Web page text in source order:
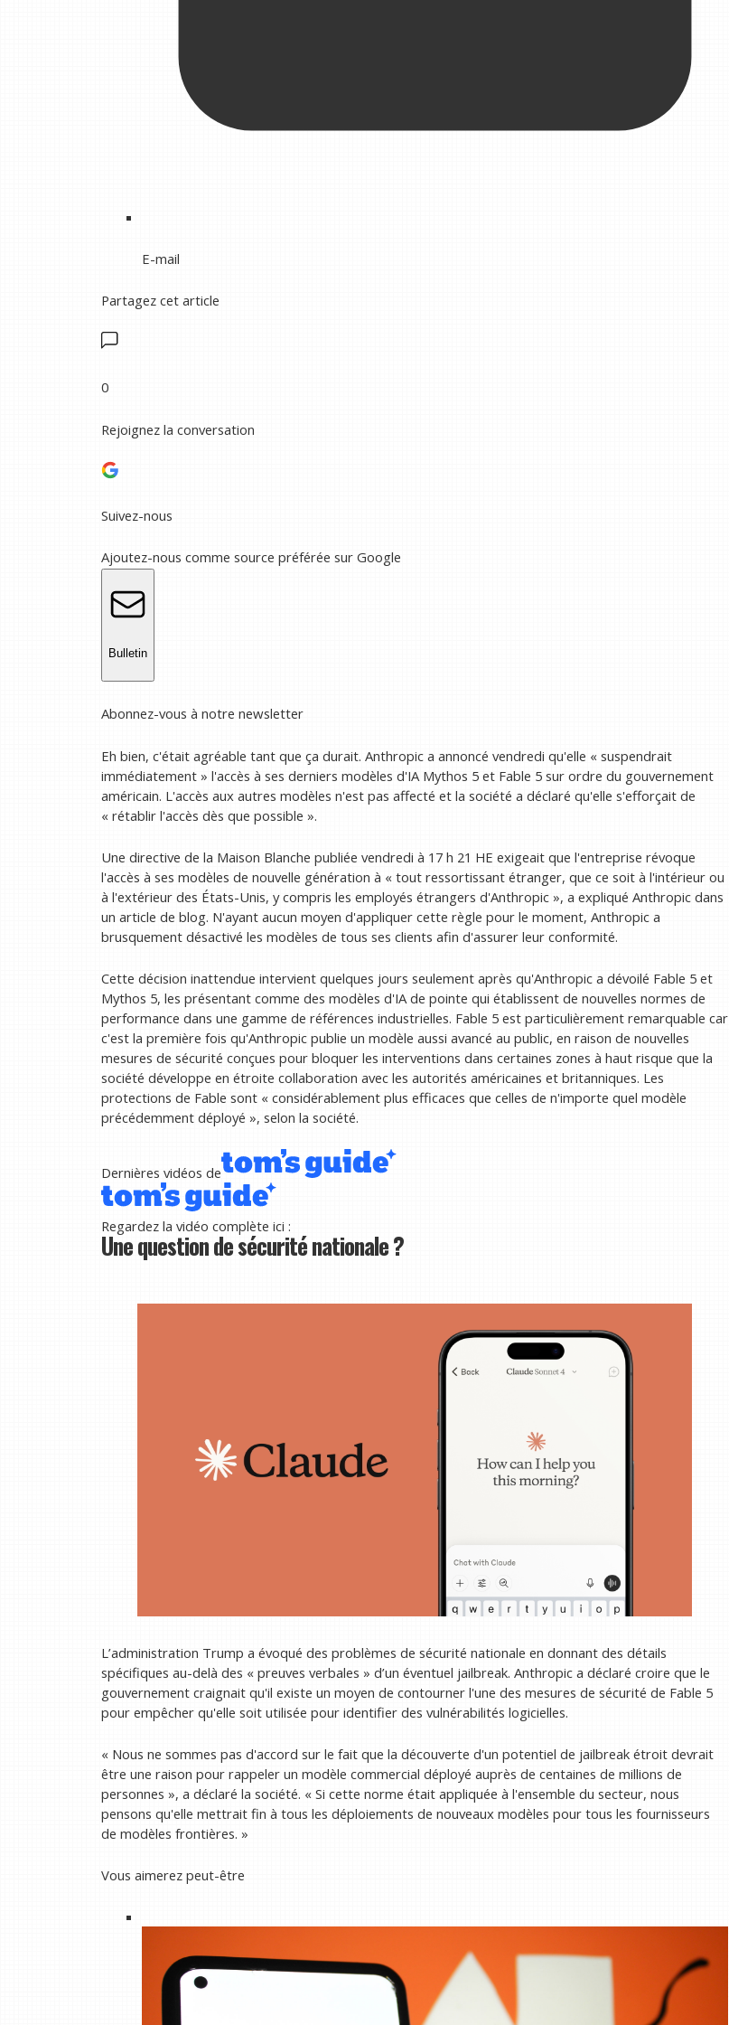
E-mail
Partagez cet article
0
Rejoignez la conversation
Suivez-nous
Ajoutez-nous comme source préférée sur Google
Bulletin
Abonnez-vous à notre newsletter
Eh bien, c'était agréable tant que ça durait. Anthropic a annoncé vendredi qu'elle « suspendrait
immédiatement » l'accès à ses derniers modèles d'IA Mythos 5 et Fable 5 sur ordre du gouvernement
américain. L'accès aux autres modèles n'est pas affecté et la société a déclaré qu'elle s'efforçait de
« rétablir l'accès dès que possible ».
Une directive de la Maison Blanche publiée vendredi à 17 h 21 HE exigeait que l'entreprise révoque
l'accès à ses modèles de nouvelle génération à « tout ressortissant étranger, que ce soit à l'intérieur ou
à l'extérieur des États-Unis, y compris les employés étrangers d'Anthropic », a expliqué Anthropic dans
un article de blog. N'ayant aucun moyen d'appliquer cette règle pour le moment, Anthropic a
brusquement désactivé les modèles de tous ses clients afin d'assurer leur conformité.
Cette décision inattendue intervient quelques jours seulement après qu'Anthropic a dévoilé Fable 5 et
Mythos 5, les présentant comme des modèles d'IA de pointe qui établissent de nouvelles normes de
performance dans une gamme de références industrielles. Fable 5 est particulièrement remarquable car
c'est la première fois qu'Anthropic publie un modèle aussi avancé au public, en raison de nouvelles
mesures de sécurité conçues pour bloquer les interventions dans certaines zones à haut risque que la
société développe en étroite collaboration avec les autorités américaines et britanniques. Les
protections de Fable sont « considérablement plus efficaces que celles de n'importe quel modèle
précédemment déployé », selon la société.
Dernières vidéos de
Regardez la vidéo complète ici :
Une question de sécurité nationale ?
L’administration Trump a évoqué des problèmes de sécurité nationale en donnant des détails
spécifiques au-delà des « preuves verbales » d’un éventuel jailbreak. Anthropic a déclaré croire que le
gouvernement craignait qu'il existe un moyen de contourner l'une des mesures de sécurité de Fable 5
pour empêcher qu'elle soit utilisée pour identifier des vulnérabilités logicielles.
« Nous ne sommes pas d'accord sur le fait que la découverte d'un potentiel de jailbreak étroit devrait
être une raison pour rappeler un modèle commercial déployé auprès de centaines de millions de
personnes », a déclaré la société. « Si cette norme était appliquée à l'ensemble du secteur, nous
pensons qu'elle mettrait fin à tous les déploiements de nouveaux modèles pour tous les fournisseurs
de modèles frontières. »
Vous aimerez peut-être